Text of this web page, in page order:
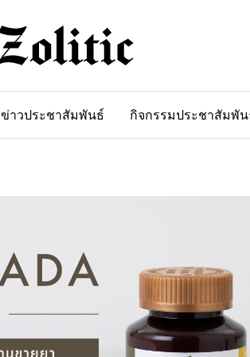
ข่าวประชาสัมพันธ์ กิจกรรมประชาสัมพั